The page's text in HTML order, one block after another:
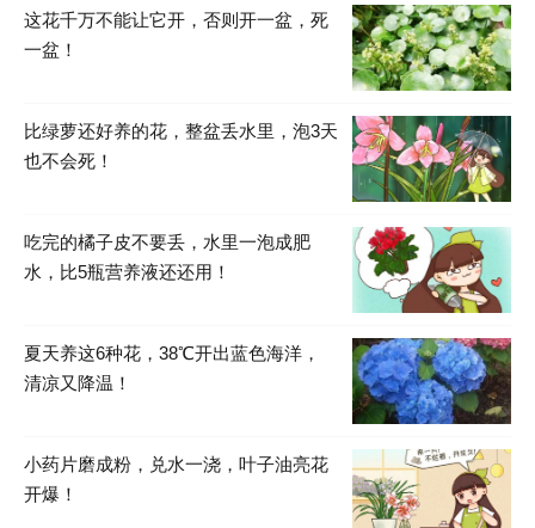
这花千万不能让它开，否则开一盆，死
一盆！
比绿萝还好养的花，整盆丢水里，泡3天
也不会死！
吃完的橘子皮不要丢，水里一泡成肥
水，比5瓶营养液还还用！
夏天养这6种花，38℃开出蓝色海洋，
清凉又降温！
小药片磨成粉，兑水一浇，叶子油亮花
开爆！